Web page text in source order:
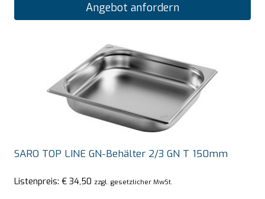
Angebot anfordern
SARO TOP LINE GN-Behälter 2/3 GN T 150mm
Listenpreis: € 34,50 zzgl. gesetzlicher MwSt.